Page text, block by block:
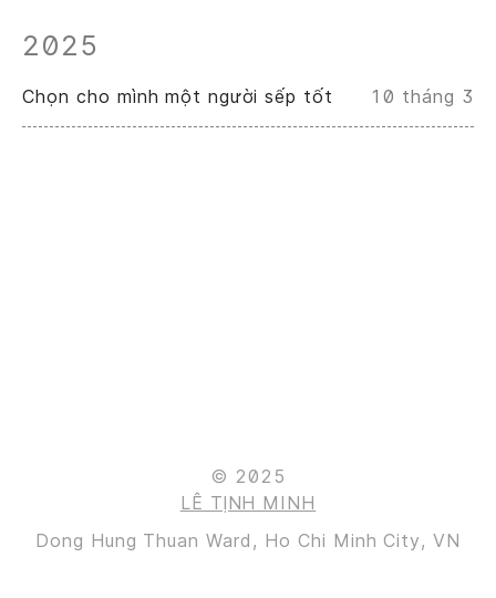
2025
Chọn cho mình một người sếp tốt 10 tháng 3
© 2025
LÊ TỊNH MINH
Dong Hung Thuan Ward, Ho Chi Minh City, VN